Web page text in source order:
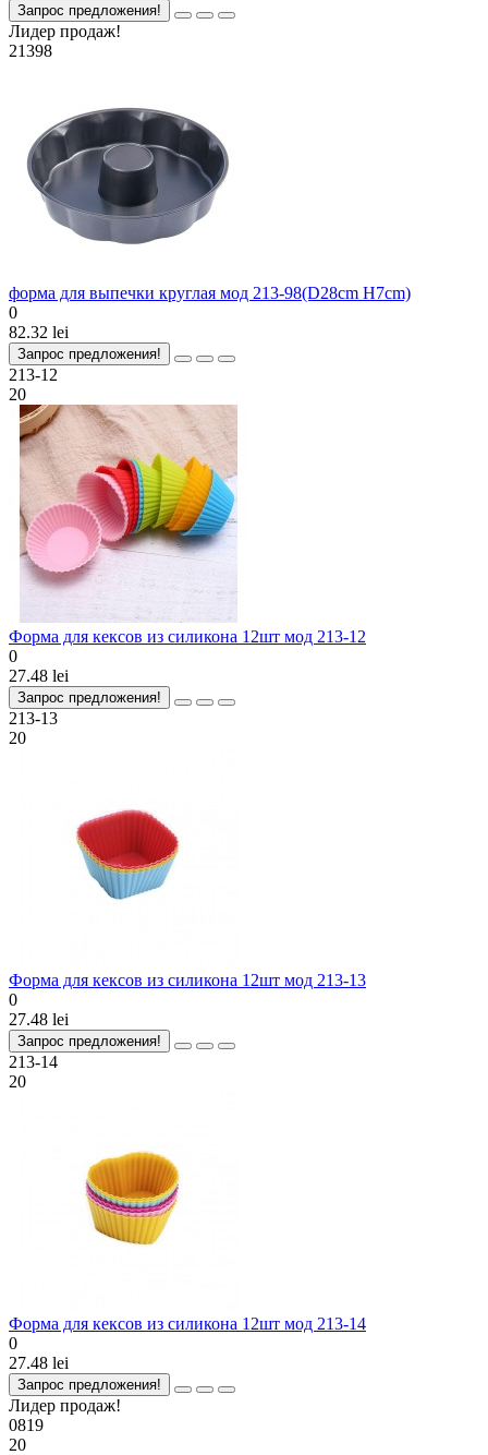
Запрос предложения!
Лидер продаж!
21398
форма для выпечки круглая мод 213-98(D28cm H7cm)
0
82.32 lei
Запрос предложения!
213-12
20
Форма для кексов из силикона 12шт мод 213-12
0
27.48 lei
Запрос предложения!
213-13
20
Форма для кексов из силикона 12шт мод 213-13
0
27.48 lei
Запрос предложения!
213-14
20
Форма для кексов из силикона 12шт мод 213-14
0
27.48 lei
Запрос предложения!
Лидер продаж!
0819
20